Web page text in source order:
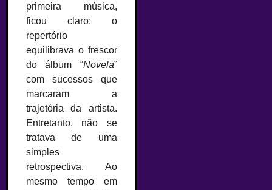
primeira música,
ficou claro: o
repertório
equilibrava o frescor
do álbum “Novela”
com sucessos que
marcaram a
trajetória da artista.
Entretanto, não se
tratava de uma
simples
retrospectiva. Ao
mesmo tempo em